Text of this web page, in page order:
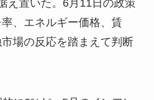
え置いた。6月11日の政策
、エネルギー価格、賃
場の反応を踏まえて判断